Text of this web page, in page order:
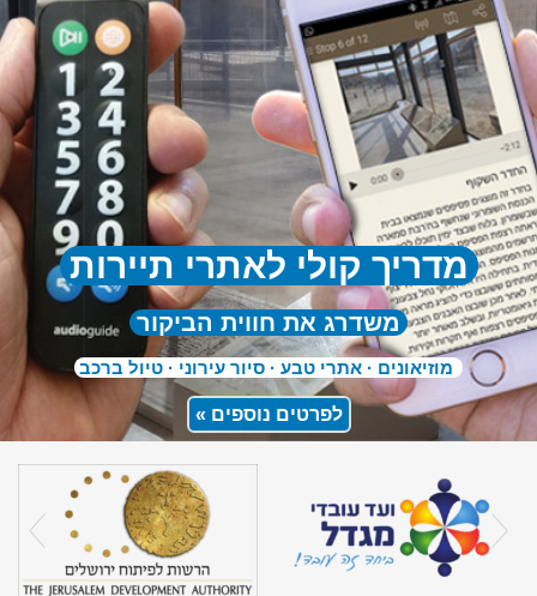
מדריך קולי לאתרי תיירות
משדרג את חווית הביקור
מוזיאונים · אתרי טבע · סיור עירוני · טיול ברכב
לפרטים נוספים »